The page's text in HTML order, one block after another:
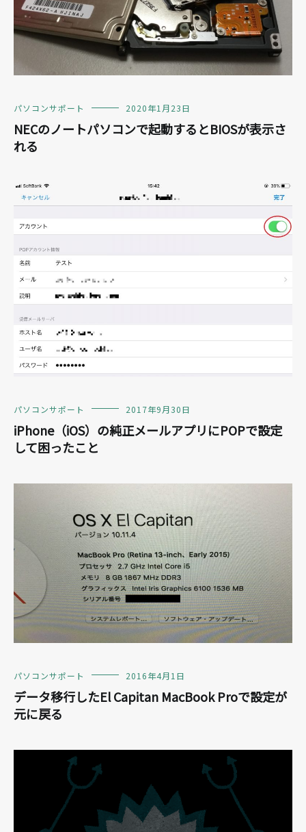
パソコンサポート 2020年1月23日
NECのノートパソコンで起動するとBIOSが表示さ
れる
パソコンサポート 2017年9月30日
iPhone（iOS）の純正メールアプリにPOPで設定
して困ったこと
パソコンサポート 2016年4月1日
データ移行したEl Capitan MacBook Proで設定が
元に戻る